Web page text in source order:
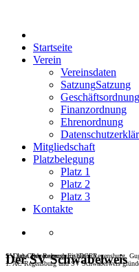
Startseite
Verein
Vereinsdaten
SatzungSatzung
Geschäftsordnung
Finanzordnung
Ehrenordnung
Mitgliedschaft
Platzbelegung
Platz 1
Platz 2
Platz 3
Kontakte
SV Jahn Regensburg, Eisbären Regensburg,
1. AC Regensburg und SV Schwabelweis
1. Dart-Club Regensburg (DCR)
Der SV Schwabelweis